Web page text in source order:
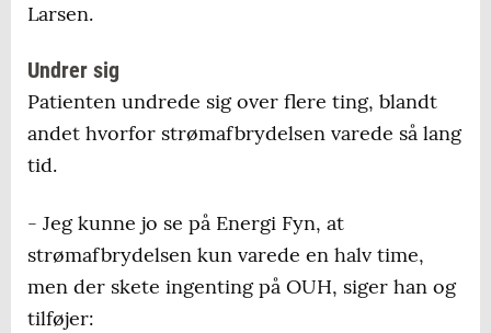
Larsen.
Undrer sig
Patienten undrede sig over flere ting, blandt
andet hvorfor strømafbrydelsen varede så lang
tid.
- Jeg kunne jo se på Energi Fyn, at
strømafbrydelsen kun varede en halv time,
men der skete ingenting på OUH, siger han og
tilføjer: